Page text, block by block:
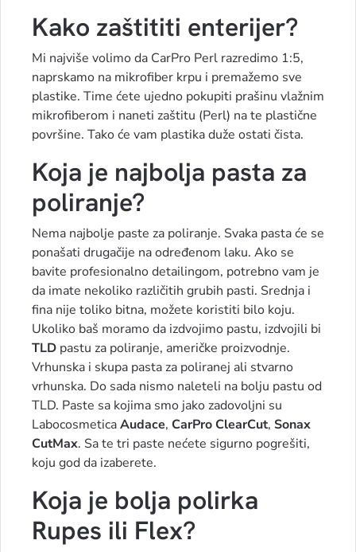
Kako zaštititi enterijer?
Mi najviše volimo da CarPro Perl razredimo 1:5,
naprskamo na mikrofiber krpu i premažemo sve
plastike. Time ćete ujedno pokupiti prašinu vlažnim
mikrofiberom i naneti zaštitu (Perl) na te plastične
površine. Tako će vam plastika duže ostati čista.
Koja je najbolja pasta za
poliranje?
Nema najbolje paste za poliranje. Svaka pasta će se
ponašati drugačije na određenom laku. Ako se
bavite profesionalno detailingom, potrebno vam je
da imate nekoliko različitih grubih pasti. Srednja i
fina nije toliko bitna, možete koristiti bilo koju.
Ukoliko baš moramo da izdvojimo pastu, izdvojili bi
TLD pastu za poliranje, američke proizvodnje.
Vrhunska i skupa pasta za poliranej ali stvarno
vrhunska. Do sada nismo naleteli na bolju pastu od
TLD. Paste sa kojima smo jako zadovoljni su
LabocosmeticaAudace, CarPro ClearCut, Sonax
CutMax. Sa te tri paste nećete sigurno pogrešiti,
koju god da izaberete.
Koja je bolja polirka
Rupes ili Flex?